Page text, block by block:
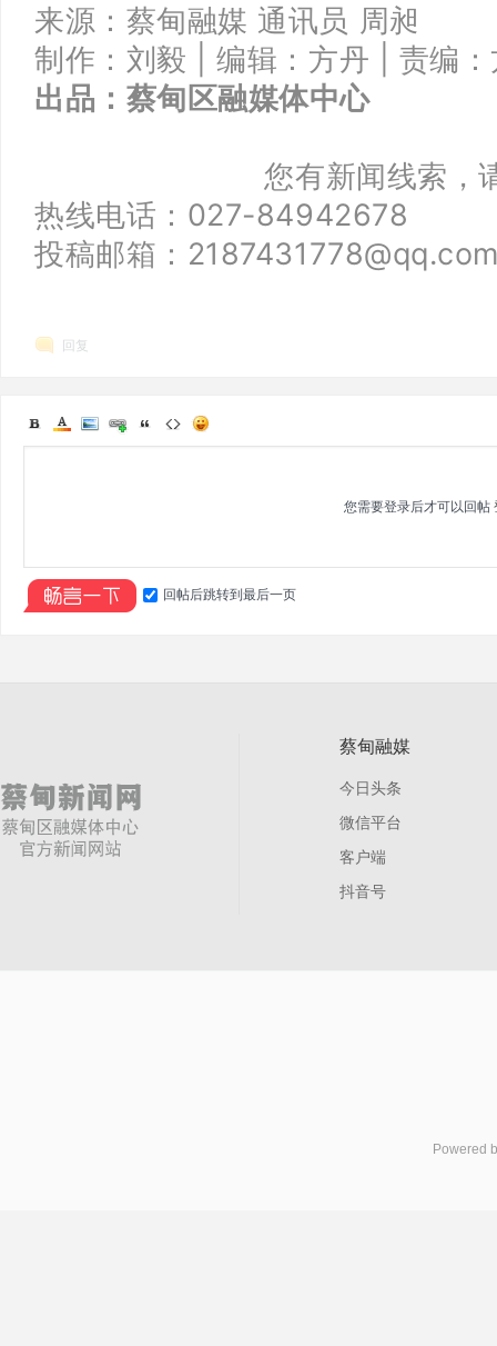
来源：蔡甸融媒 通讯员 周昶
制作：刘毅 |编辑：方丹 | 责编
出品： 蔡甸区融媒体中心
您有新闻线索，
热线电话：027-84942678
投稿邮箱：
回复
您需要登录后才可以回帖
回帖后跳转到最后一页
蔡甸融媒
今日头条
微信平台
客户端
抖音号
Powered